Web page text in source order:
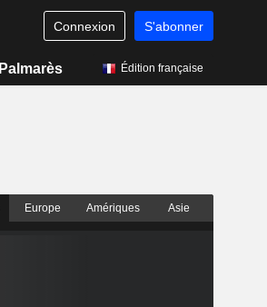
Connexion S'abonner
Palmarès Édition française
Europe Amériques Asie